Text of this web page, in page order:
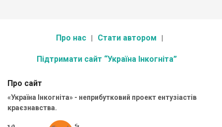
Про нас Стати автором
Підтримати сайт “Україна Інкогніта”
Про сайт
«Україна Інкогніта» - неприбутковий проект ентузіастів
краєзнавства.